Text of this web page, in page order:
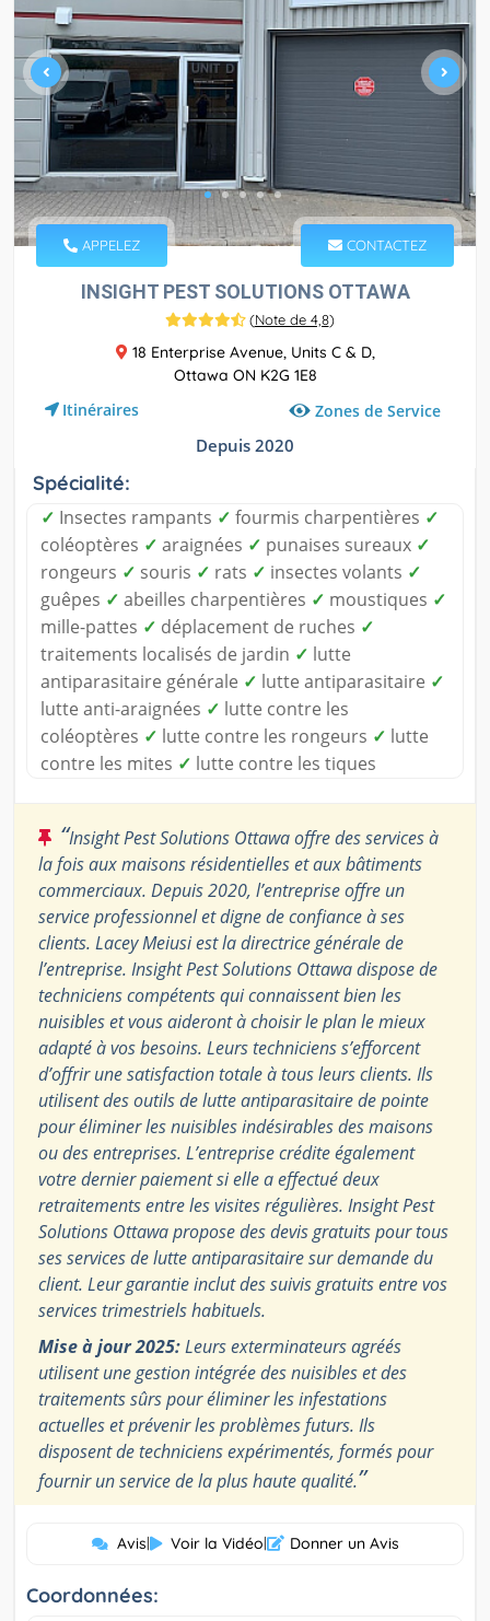
APPELEZ CONTACTEZ
INSIGHT PEST SOLUTIONS OTTAWA
(Note de 4,8)
18 Enterprise Avenue, Units C & D,
Ottawa ON K2G 1E8
Itinéraires Zones de Service
Depuis 2020
Spécialité:
✓ Insectes rampants ✓ fourmis charpentières ✓
coléoptères ✓ araignées ✓ punaises sureaux ✓
rongeurs ✓ souris ✓ rats ✓ insectes volants ✓
guêpes ✓ abeilles charpentières ✓ moustiques ✓
mille-pattes ✓ déplacement de ruches ✓
traitements localisés de jardin ✓ lutte
antiparasitaire générale ✓ lutte antiparasitaire ✓
lutte anti-araignées ✓ lutte contre les
coléoptères ✓ lutte contre les rongeurs ✓ lutte
contre les mites ✓ lutte contre les tiques
“Insight Pest Solutions Ottawa offre des services à
la fois aux maisons résidentielles et aux bâtiments
commerciaux. Depuis 2020, l’entreprise offre un
service professionnel et digne de confiance à ses
clients. Lacey Meiusi est la directrice générale de
l’entreprise. Insight Pest Solutions Ottawa dispose de
techniciens compétents qui connaissent bien les
nuisibles et vous aideront à choisir le plan le mieux
adapté à vos besoins. Leurs techniciens s’efforcent
d’offrir une satisfaction totale à tous leurs clients. Ils
utilisent des outils de lutte antiparasitaire de pointe
pour éliminer les nuisibles indésirables des maisons
ou des entreprises. L’entreprise crédite également
votre dernier paiement si elle a effectué deux
retraitements entre les visites régulières. Insight Pest
Solutions Ottawa propose des devis gratuits pour tous
ses services de lutte antiparasitaire sur demande du
client. Leur garantie inclut des suivis gratuits entre vos
services trimestriels habituels.
Mise à jour 2025:Leurs exterminateurs agréés
utilisent une gestion intégrée des nuisibles et des
traitements sûrs pour éliminer les infestations
actuelles et prévenir les problèmes futurs. Ils
disposent de techniciens expérimentés, formés pour
fournir un service de la plus haute qualité.”
Avis| Voir la Vidéo| Donner un Avis
Coordonnées: